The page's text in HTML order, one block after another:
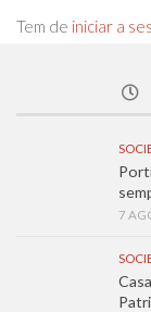
Tem de iniciar a
7